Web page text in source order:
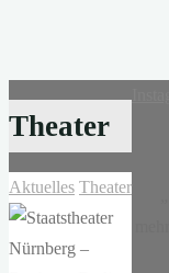
Theater
Aktuelles Theater